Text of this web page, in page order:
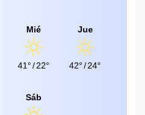
Mié
41°/22°
Jue
42°/24°
Sáb